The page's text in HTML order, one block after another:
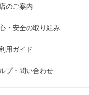
のご案内
・安全の取り組み
用ガイド
プ・問い合わせ